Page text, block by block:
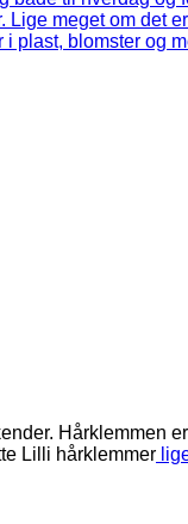
Hårklemmen
Lilli hårklemmer